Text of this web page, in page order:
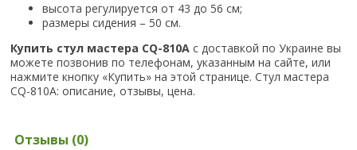
высота регулируется от 43 до 56 см;
размеры сидения – 50 см.
Купить cтул мастера СQ-810А с доставкой по Украине вы
можете позвонив по телефонам, указанным на сайте, или
нажмите кнопку «Купить» на этой странице. Стул мастера
СQ-810А: описание, отзывы, цена.
Отзывы (0)